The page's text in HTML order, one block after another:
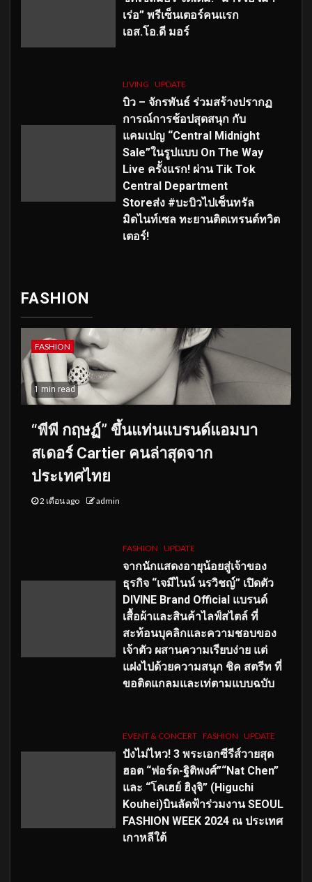
เร่อ” พรีเซ็นเตอร์คนแรก
เอส.โอ.ดี มอร์
LIVING UPDATE
บิว – จักรพันธ์ ร่วมสร้างปรากฏ
การณ์การช้อปสุดสนุก กับ
แคมเปญ “Central Midnight
Sale”ในรูปแบบ On The Way
Live ครั้งแรก! ผ่าน Tik Tok
Central Department
Storeส่ง #บะบิวไปเซ็นทรัล
มิดไนท์เซล ทะยานติดเทรนด์ทวิต
เตอร์!
FASHION
FASHION
1 min read
“พีพี กฤษฏ์” ขึ้นแท่นแบรนด์แอมบา
สเดอร์ Cartier คนล่าสุดจาก
ประเทศไทย
2 เดือน ago admin
FASHION UPDATE
จากนักแสดงอายุน้อยสู่เจ้าของ
ธุรกิจ “เจมีไนน์ นรวิชญ์” เปิดตัว
DIVINE Brand Official แบรนด์
เสื้อผ้าและสินค้าไลฟ์สไตล์ ที่
สะท้อนบุคลิกและความชอบของ
เจ้าตัว ผสานความเรียบง่าย แต่
แฝงไปด้วยความสนุก ชิค สตรีท ที่
ขอติดแกลมและเท่ตามแบบฉบับ
EVENT & CONCERT FASHION UPDATE
ปังไม่ไหว! 3 พระเอกซีรีส์วายสุด
ฮอต “ฟอร์ด-ฐิติพงศ์”“Nat Chen”
และ “โคเฮย์ ฮิงุจิ” (Higuchi
Kouhei)บินลัดฟ้าร่วมงาน SEOUL
FASHION WEEK 2024 ณ ประเทศ
เกาหลีใต้